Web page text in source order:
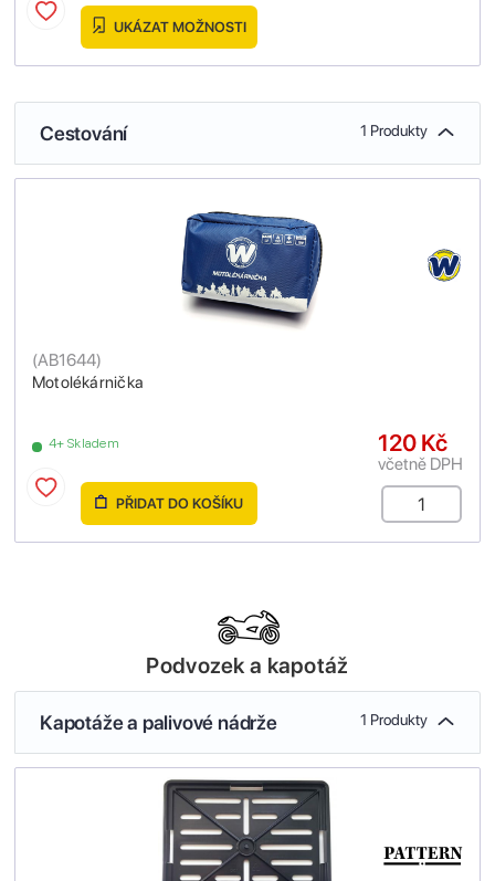
UKÁZAT MOŽNOSTI
Cestování 1 Produkty
Motolékárnička
(AB1644)
4+ Skladem 120 Kč
včetně DPH
PŘIDAT DO KOŠÍKU
Podvozek a kapotáž
Kapotáže a palivové nádrže 1 Produkty